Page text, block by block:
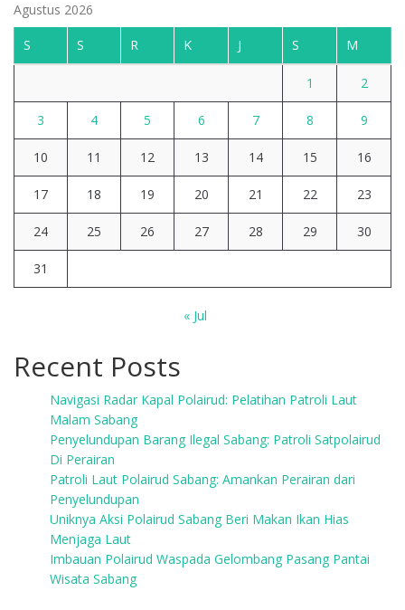
Agustus 2026
S S R K J S M
1 2
3 4 5 6 7 8 9
10 11 12 13 14 15 16
17 18 19 20 21 22 23
24 25 26 27 28 29 30
31
« Jul
Recent Posts
Navigasi Radar Kapal Polairud: Pelatihan Patroli Laut
Malam Sabang
Penyelundupan Barang Ilegal Sabang: Patroli Satpolairud
Di Perairan
Patroli Laut Polairud Sabang: Amankan Perairan dari
Penyelundupan
Uniknya Aksi Polairud Sabang Beri Makan Ikan Hias
Menjaga Laut
Imbauan Polairud Waspada Gelombang Pasang Pantai
Wisata Sabang